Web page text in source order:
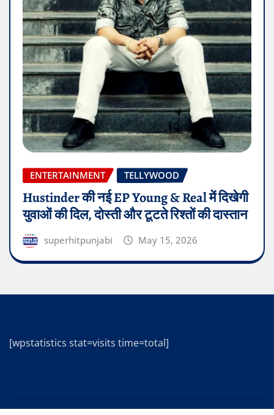
ENTERTAINMENT TELLYWOOD
Hustinder की नई EP Young & Real में दिखेगी
युवाओं की दिल, दोस्ती और टूटते रिश्तों की दास्तान
superhitpunjabi May 15, 2026
[wpstatistics stat=visits time=total]